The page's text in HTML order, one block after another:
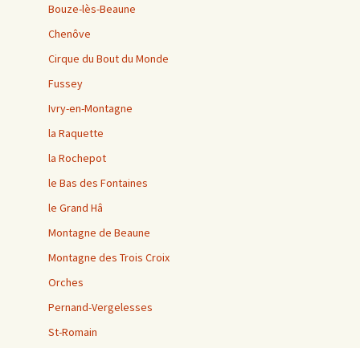
Bouze-lès-Beaune
Chenôve
Cirque du Bout du Monde
Fussey
Ivry-en-Montagne
la Raquette
la Rochepot
le Bas des Fontaines
le Grand Hâ
Montagne de Beaune
Montagne des Trois Croix
Orches
Pernand-Vergelesses
St-Romain